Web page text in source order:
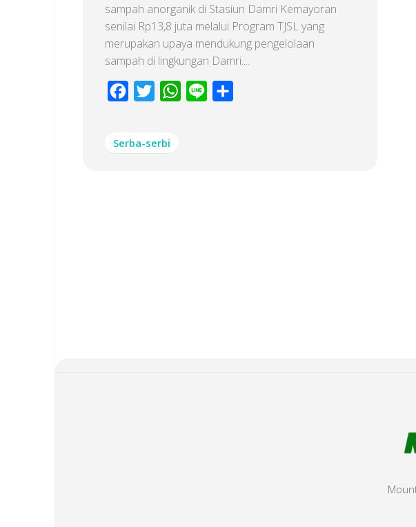
sampah anorganik di Stasiun Damri Kemayoran
senilai Rp13,8 juta melalui Program TJSL yang
merupakan upaya mendukung pengelolaan
sampah di lingkungan Damri....
Facebook
Twitter WhatsApp
Line
Serba-serbi